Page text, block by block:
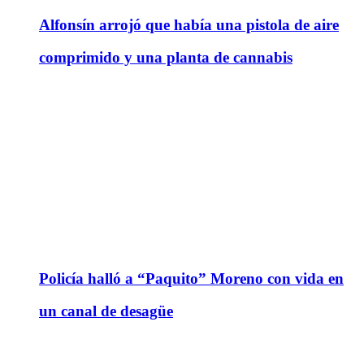
Alfonsín arrojó que había una pistola de aire
comprimido y una planta de cannabis
Policía halló a “Paquito” Moreno con vida en
un canal de desagüe